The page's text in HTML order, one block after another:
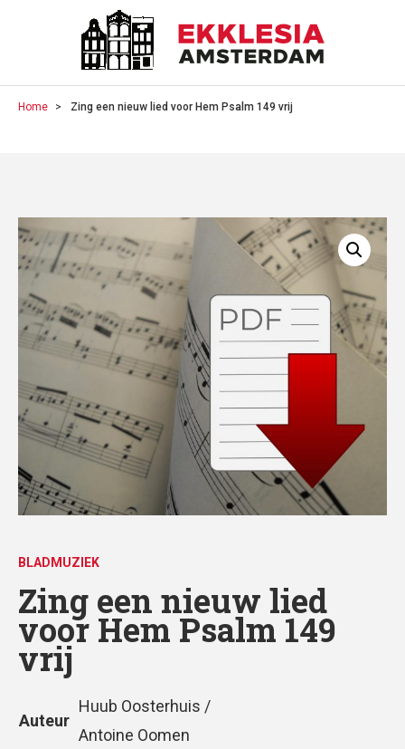
Home Zing een nieuw lied voor Hem Psalm 149 vrij
BLADMUZIEK
Zing een nieuw lied
voor Hem Psalm 149
vrij
Auteur
Huub Oosterhuis /
Antoine Oomen